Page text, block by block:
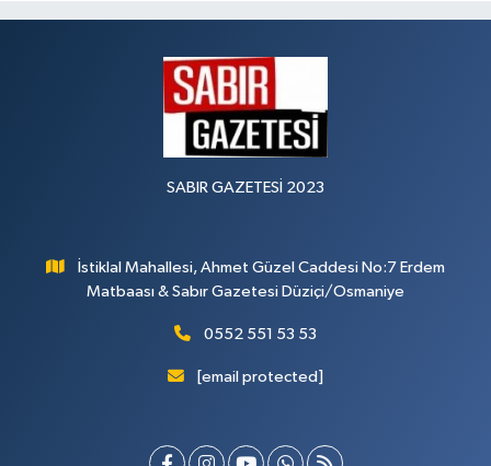
SABIR GAZETESİ 2023
İstiklal Mahallesi, Ahmet Güzel Caddesi No:7 Erdem
Matbaası & Sabır Gazetesi Düziçi/Osmaniye
0552 551 53 53
[email protected]